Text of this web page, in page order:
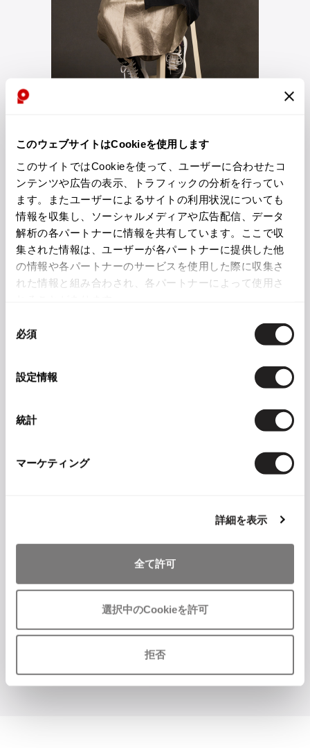
このウェブサイトはCookieを使用します
このサイトではCookieを使って、ユーザーに合わせたコ
ンテンツや広告の表示、トラフィックの分析を行ってい
ます。またユーザーによるサイトの利用状況についても
情報を収集し、ソーシャルメディアや広告配信、データ
解析の各パートナーに情報を共有しています。ここで収
集された情報は、ユーザーが各パートナーに提供した他
の情報や各パートナーのサービスを使用した際に収集さ
れた情報と組み合わされ、各パートナーによって使用さ
必須
設定情報
統計
マーケティング
詳細を表示
全て許可
選択中のCookieを許可
拒否
ジャンポールゴルチエオム
Vivienne Westwood
Maison Margiela
Maison Margiela
メゾンマルジェラ
styling2221
このスタイリングを詳しく見る
現在のページ